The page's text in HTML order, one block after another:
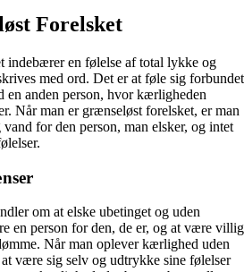
Forelsket
indebærer en følelse af total lykke og
med ord. Det er at føle sig forbundet
en anden person, hvor kærligheden
Når man er grænseløst forelsket, er man
for den person, man elsker, og intet
om at elske ubetinget og uden
en person for den, de er, og at være villig
Når man oplever kærlighed uden
være sig selv og udtrykke sine følelser